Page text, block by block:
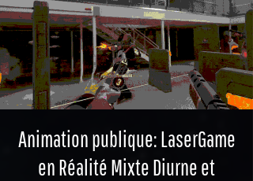
Animation publique: LaserGame
en Réalité Mixte Diurne et